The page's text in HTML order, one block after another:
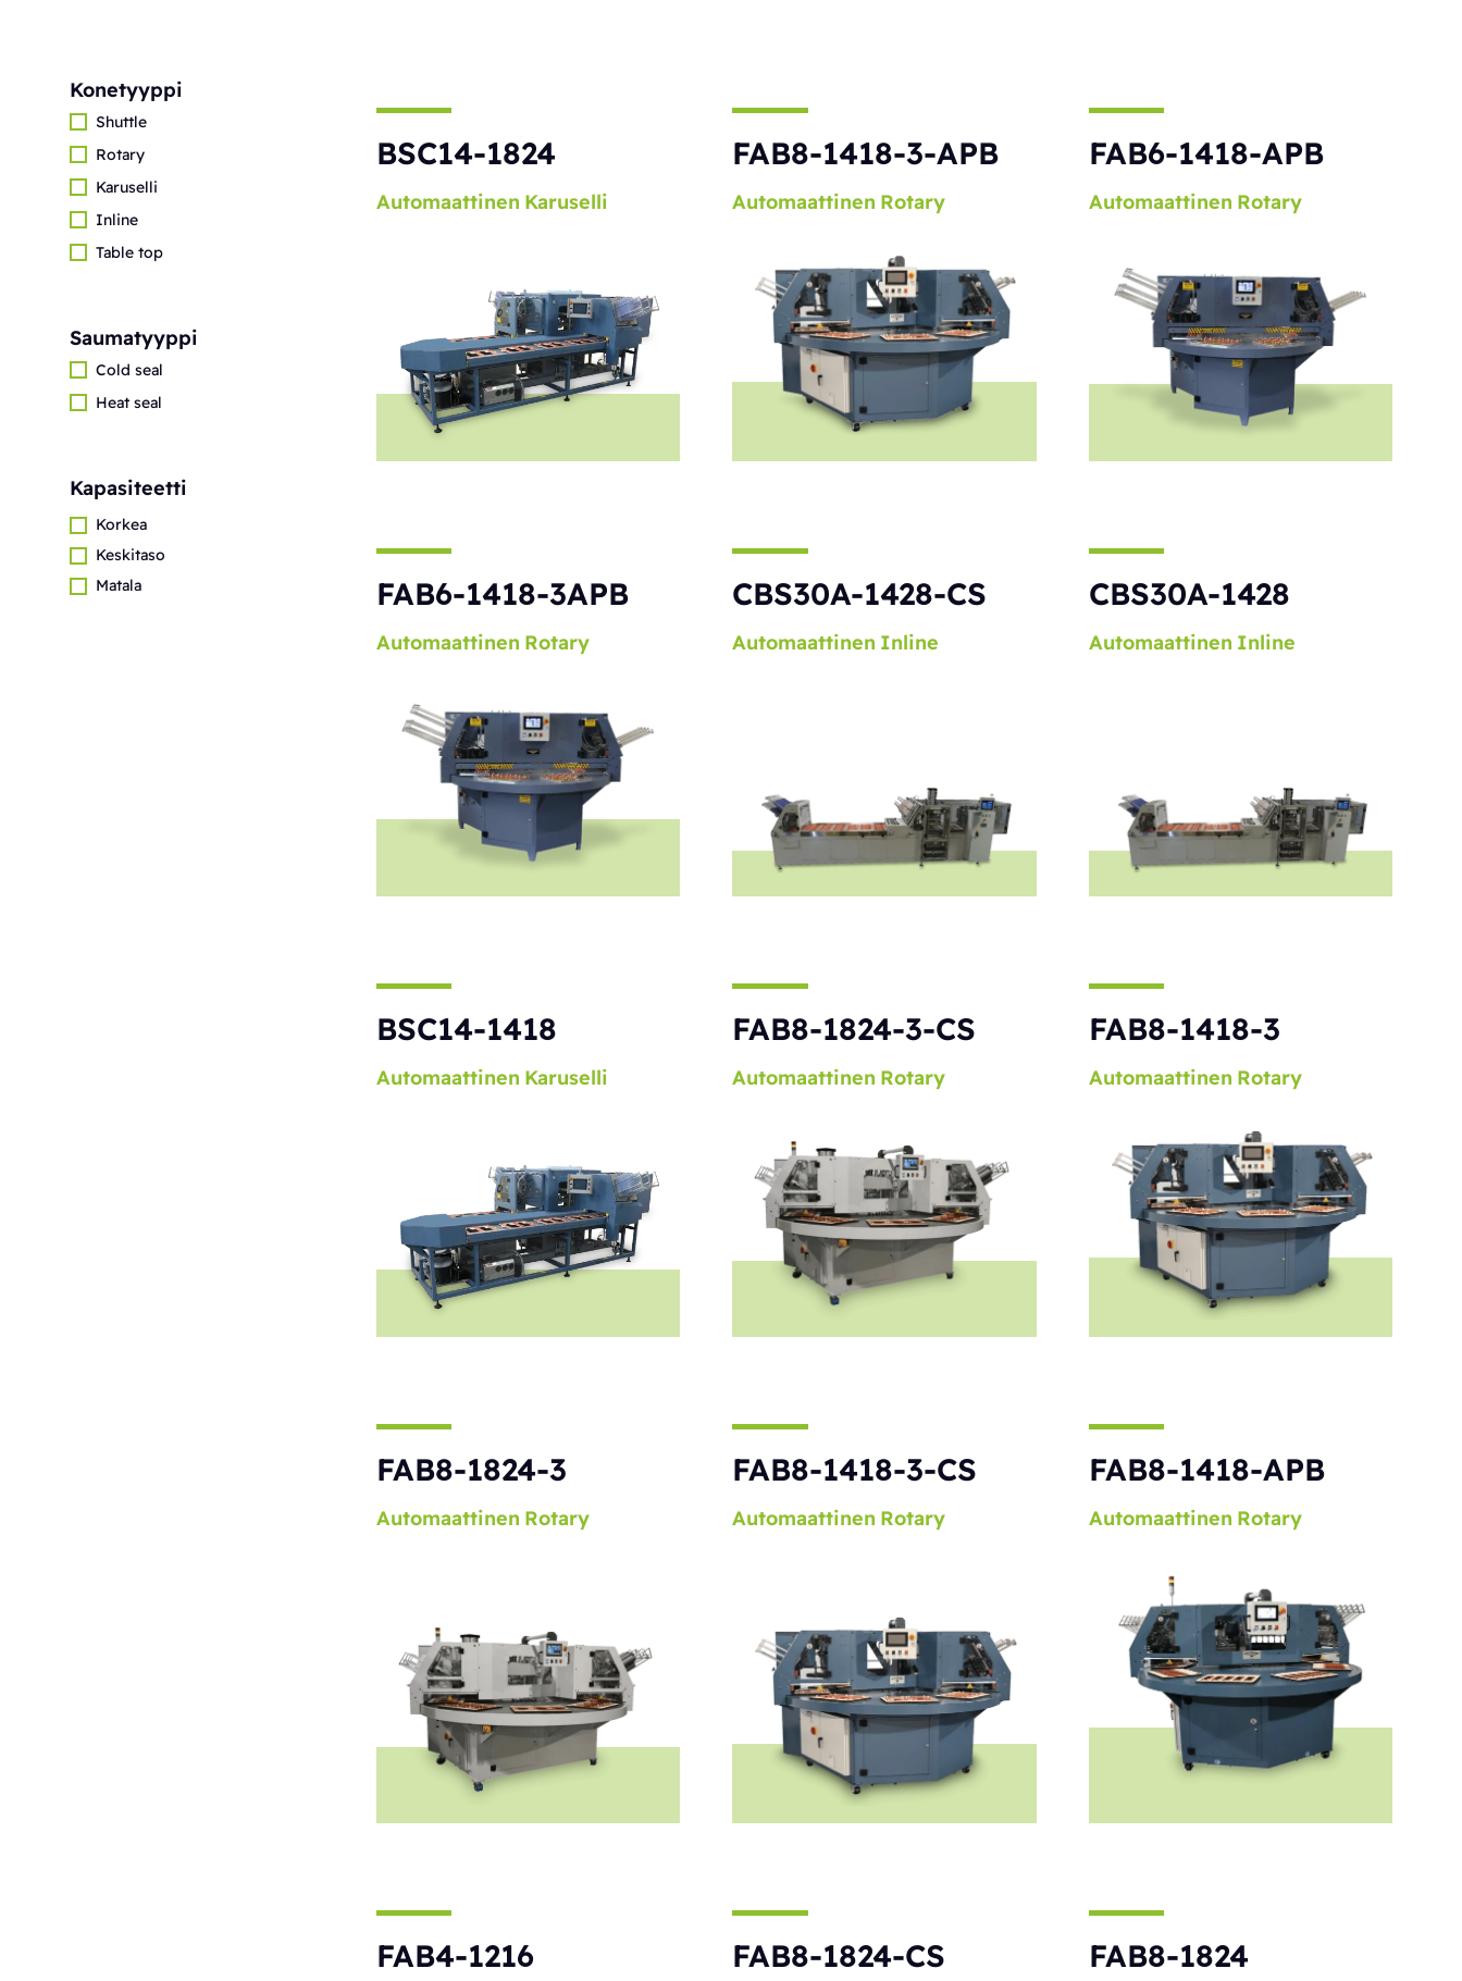
Konetyyppi
Shuttle
Rotary
Karuselli
Inline
Table top
Saumatyyppi
Cold seal
Heat seal
Kapasiteetti
Korkea
Keskitaso
Matala
BSC14-1824
Automaattinen Karuselli
FAB8-1418-3-APB
Automaattinen Rotary
FAB6-1418-APB
Automaattinen Rotary
FAB6-1418-3APB
Automaattinen Rotary
CBS30A-1428-CS
Automaattinen Inline
CBS30A-1428
Automaattinen Inline
BSC14-1418
Automaattinen Karuselli
FAB8-1824-3-CS
Automaattinen Rotary
FAB8-1418-3
Automaattinen Rotary
FAB8-1824-3
Automaattinen Rotary
FAB8-1418-3-CS
Automaattinen Rotary
FAB8-1418-APB
Automaattinen Rotary
FAB4-1216 FAB8-1824-CS FAB8-1824